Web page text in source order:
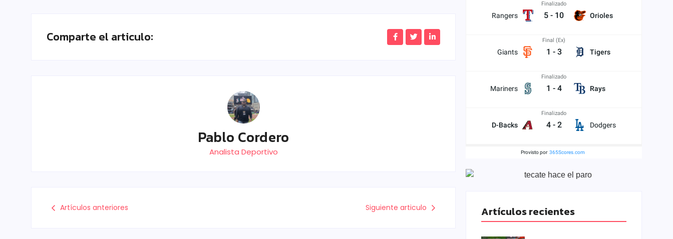
Comparte el articulo:
Pablo Cordero
Analista Deportivo
Artículos anteriores Siguiente articulo
Rangers
Finalizado
5 - 10 Orioles
Giants
Final (Ex)
1 - 3 Tigers
Mariners
Finalizado
1 - 4 Rays
D-Backs
Finalizado
4 - 2 Dodgers
Provisto por 365Scores.com
Artículos recientes